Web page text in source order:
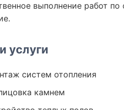
выполнение работ
услуги
систем отопления
камнем